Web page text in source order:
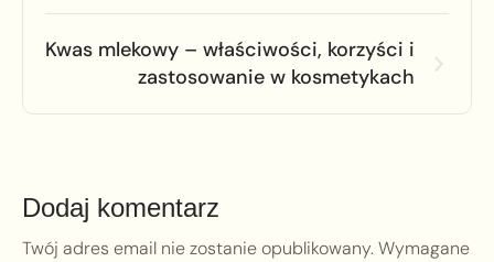
Kwas mlekowy – właściwości, korzyści i
zastosowanie w kosmetykach
Dodaj komentarz
Twój adres email nie zostanie opublikowany.Wymagane